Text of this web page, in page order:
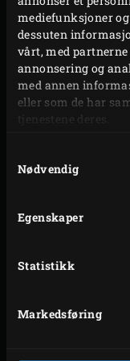
mediefunksjoner
dessuten
vårt, med
annonsering og
med annen
eller som de har
Nødvendig
Egenskaper
Statistikk
Markedsføring
basen og sjekk
EGGet ser ut i
på koketeknikken
(nesten) sette i
nærheten av deg